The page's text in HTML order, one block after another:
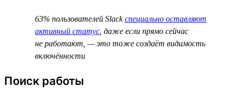
63% пользователей Slackспециально оставляют
активный статус , даже если прямо сейчас
не работают, — это тоже создаёт видимость
включённости
Поиск работы